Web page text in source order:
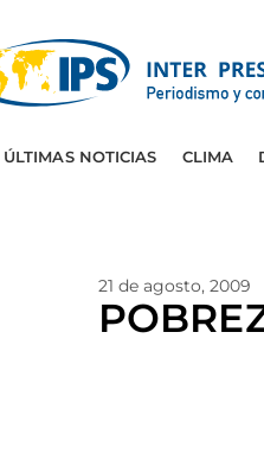
ÚLTIMAS NOTICIAS CLIMA
21 de agosto, 2009